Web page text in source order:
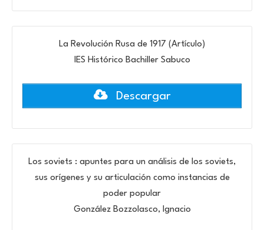
La Revolución Rusa de 1917 (Artículo)
IES Histórico Bachiller Sabuco
Descargar
Los soviets : apuntes para un análisis de los soviets,
sus orígenes y su articulación como instancias de
poder popular
González Bozzolasco, Ignacio